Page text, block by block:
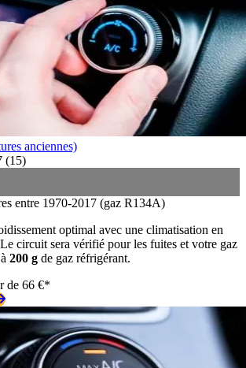
anciennes)
(15)
entre 1970-2017 (gaz R134A)
optimal avec une climatisation en
circuit sera vérifié pour les fuites et votre gaz
200 g de gaz réfrigérant.
de 66 €*